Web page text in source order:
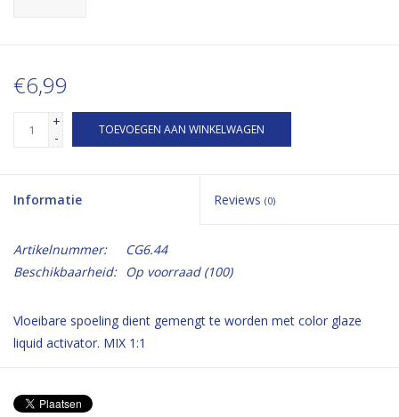
€6,99
+
-
TOEVOEGEN AAN WINKELWAGEN
Informatie Reviews (0)
Artikelnummer:
CG6.44
Beschikbaarheid:
Op voorraad(100)
Vloeibare spoeling dient gemengt te worden met color glaze
liquid activator. MIX 1:1
toner over een highlight.